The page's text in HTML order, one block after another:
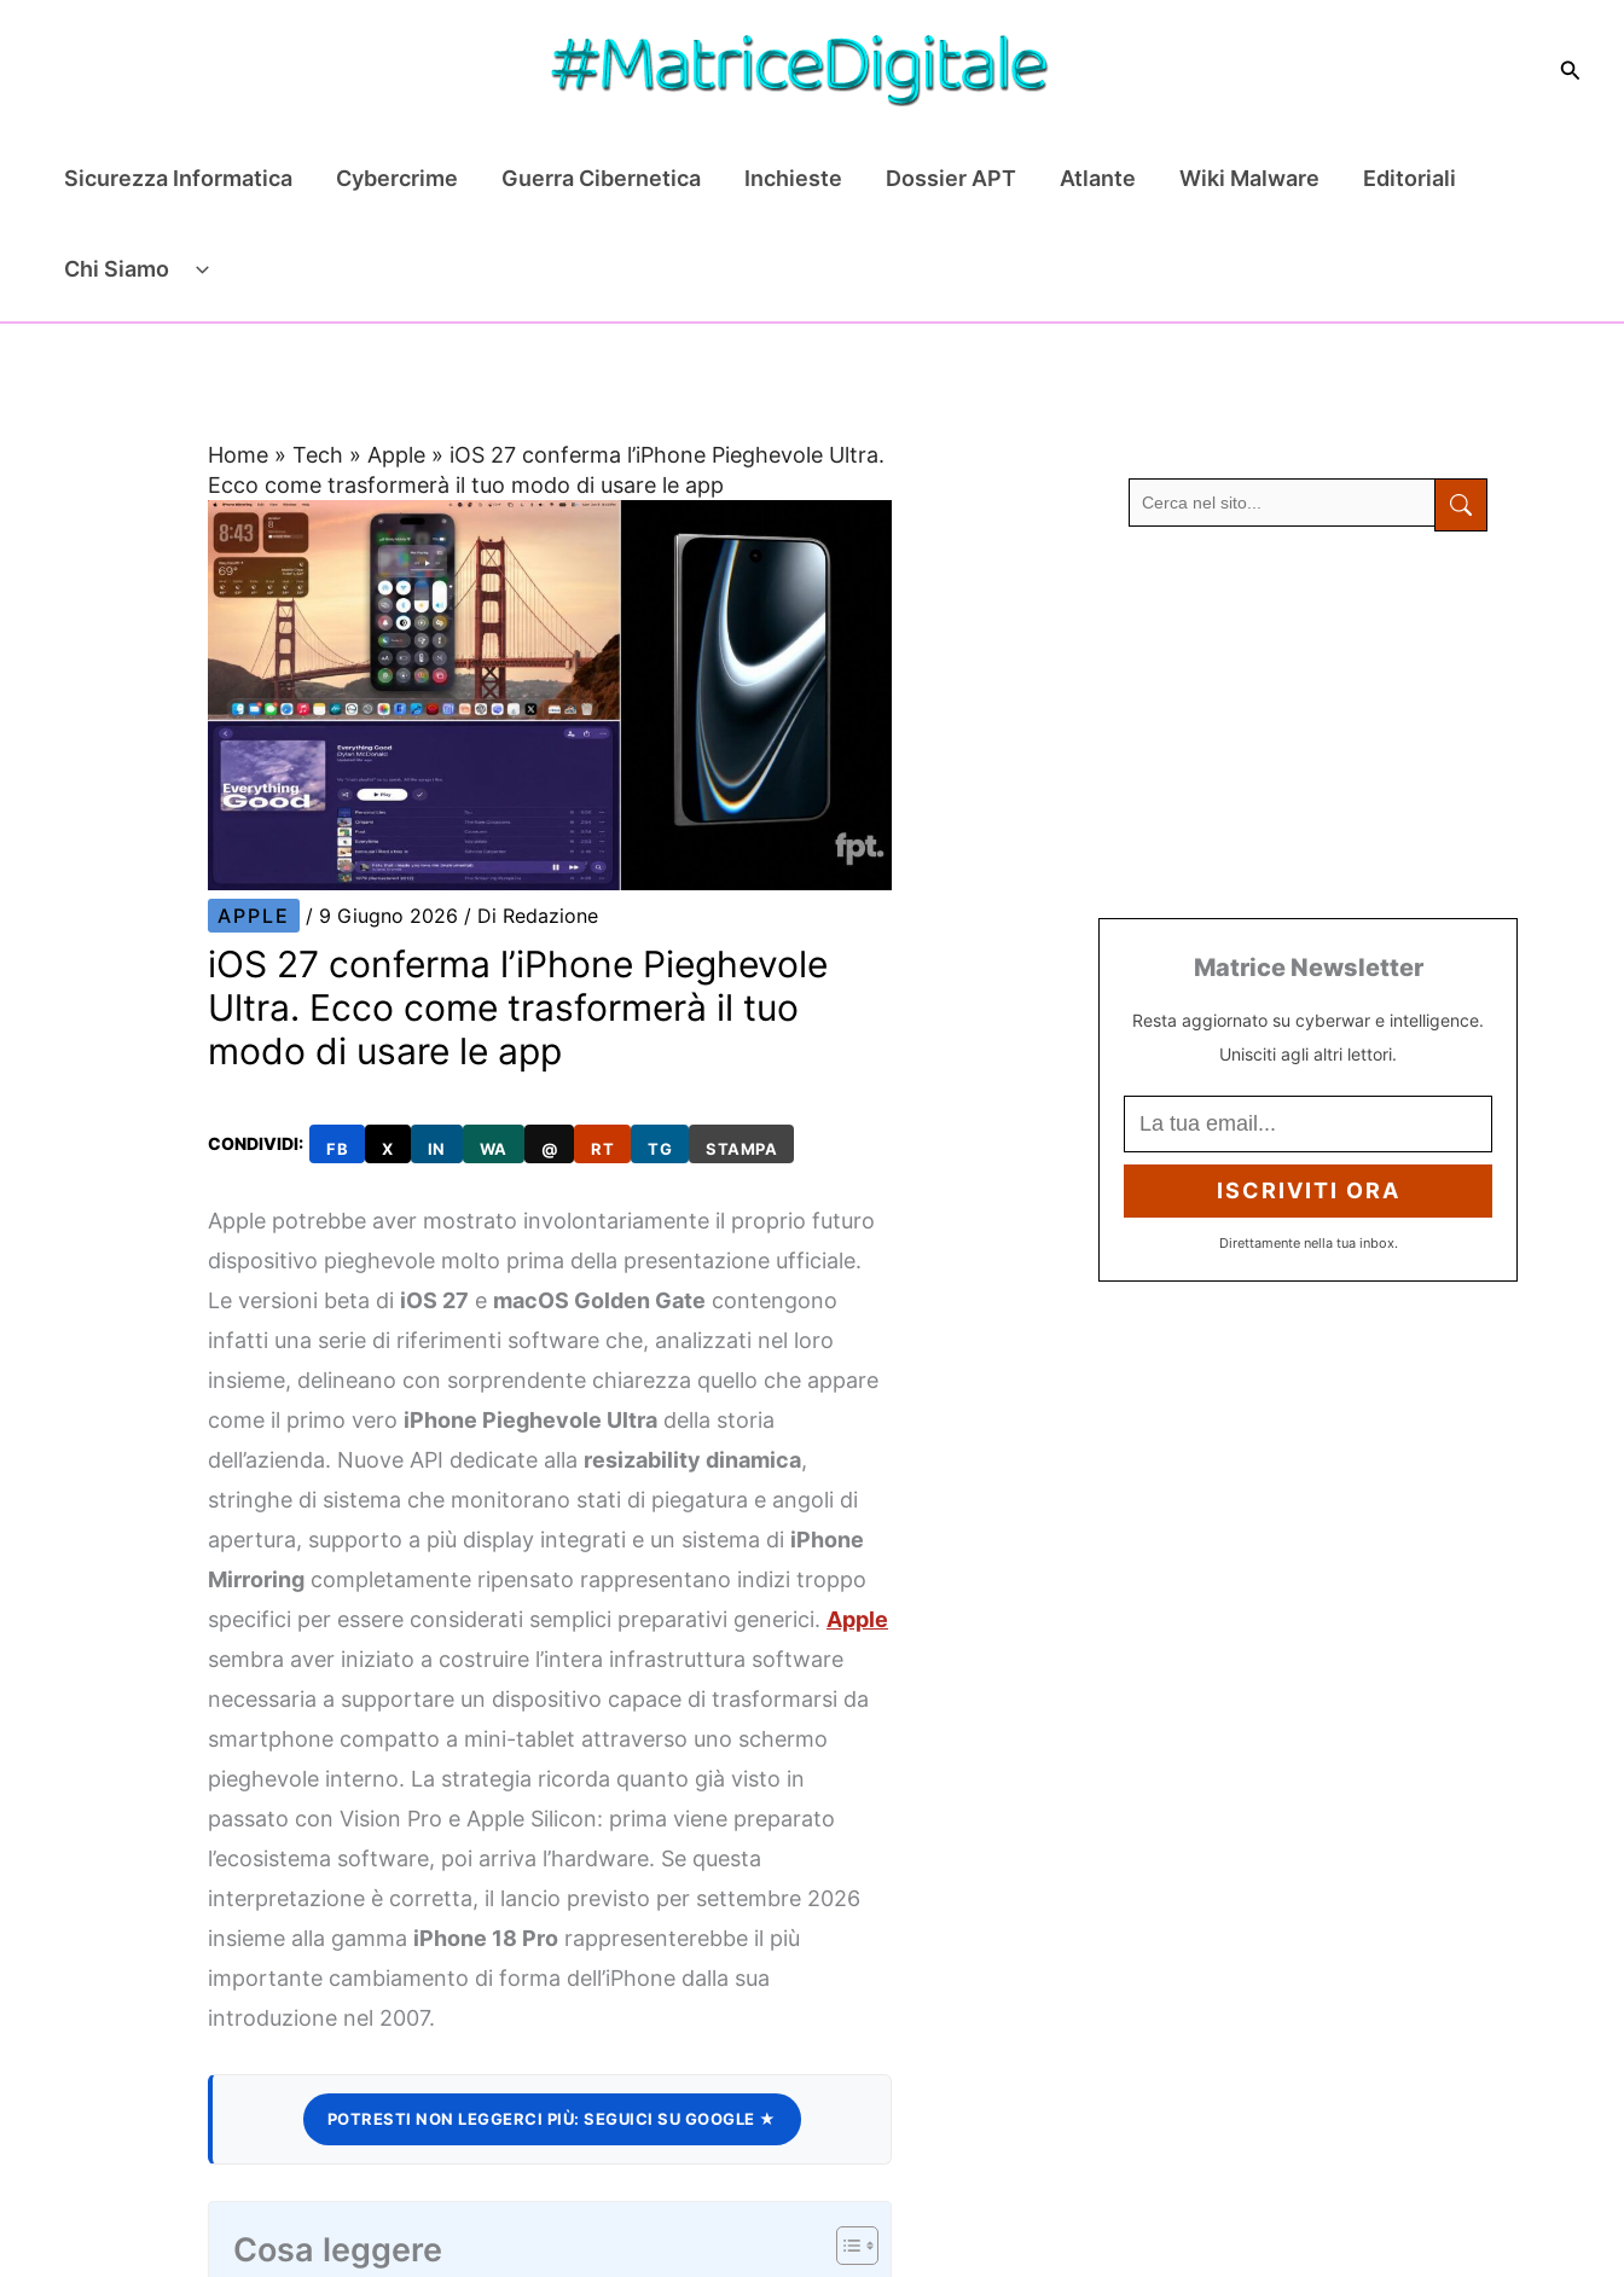
Cerca
Sicurezza Informatica Cybercrime Guerra Cibernetica Inchieste Dossier APT Atlante Wiki Malware Editoriali
Chi Siamo
Home »Tech » Apple » iOS 27 conferma l’iPhone Pieghevole Ultra.
Ecco come trasformerà il tuo modo di usare le app
APPLE / 9 Giugno 2026 / Di Redazione
iOS 27 conferma l’iPhone Pieghevole
Ultra. Ecco come trasformerà il tuo
modo di usare le app
CONDIVIDI: FB X IN WA @ RT TG STAMPA
Apple potrebbe aver mostrato involontariamente il proprio futuro
dispositivo pieghevole molto prima della presentazione ufficiale.
Le versioni beta di iOS 27 e macOS Golden Gate contengono
infatti una serie di riferimenti software che, analizzati nel loro
insieme, delineano con sorprendente chiarezza quello che appare
come il primo vero iPhone Pieghevole Ultra della storia
dell’azienda. Nuove API dedicate alla resizability dinamica,
stringhe di sistema che monitorano stati di piegatura e angoli di
apertura, supporto a più display integrati e un sistema di iPhone
Mirroring completamente ripensato rappresentano indizi troppo
specifici per essere considerati semplici preparativi generici.Apple
sembra aver iniziato a costruire l’intera infrastruttura software
necessaria a supportare un dispositivo capace di trasformarsi da
smartphone compatto a mini-tablet attraverso uno schermo
pieghevole interno. La strategia ricorda quanto già visto in
passato con Vision Pro e Apple Silicon: prima viene preparato
l’ecosistema software, poi arriva l’hardware. Se questa
interpretazione è corretta, il lancio previsto per settembre 2026
insieme alla gamma iPhone 18 Pro rappresenterebbe il più
importante cambiamento di forma dell’iPhone dalla sua
introduzione nel 2007.
POTRESTI NON LEGGERCI PIÙ: SEGUICI SU GOOGLE ★
Cosa leggere
Matrice Newsletter
Resta aggiornato su cyberwar e intelligence.
Unisciti agli altri lettori.
ISCRIVITI ORA
Direttamente nella tua inbox.